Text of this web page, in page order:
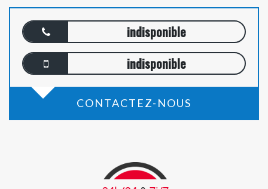
indisponible
indisponible
CONTACTEZ-NOUS